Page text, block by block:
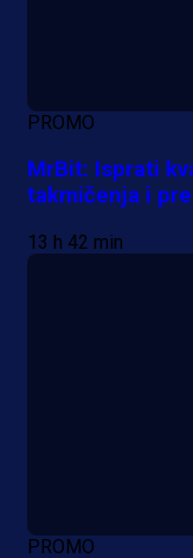
PROMO
MrBit: Isprati
takmičenja i
13 h 42 min
PROMO